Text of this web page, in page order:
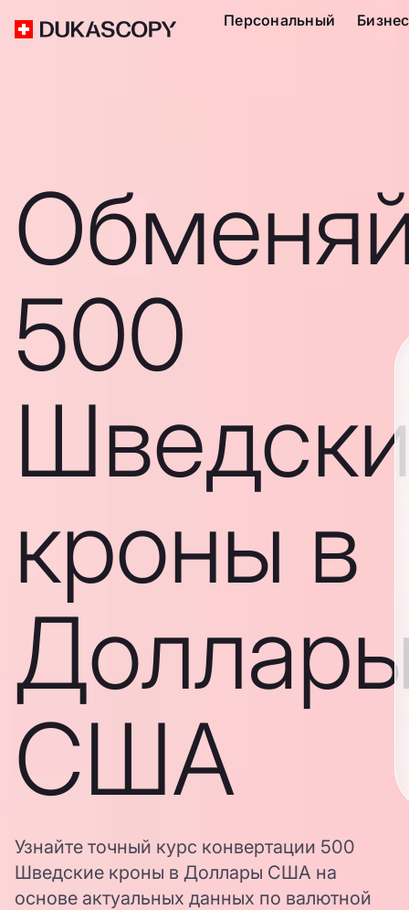
Персональный Бизнес
500
кроны в
США
Узнайте точный курс конвертации 500
Шведские кроны в Доллары США на
основе актуальных данных по валютной